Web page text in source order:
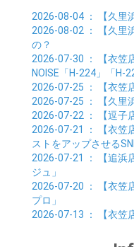
01月 (24)
02月 (20)
01月 (23)
03月 (25)
02月 (30)
01月 (33)
04月 (9)
03月 (7)
02月 (7)
01月 (9)
2026-08-04 ： 【久里
2026-08-02 ： 【久里
の？
2026-07-30 ： 【衣笠
NOISE「H-224」「H-
2026-07-25 ： 【衣笠
2026-07-25 ： 【久里
2026-07-22 ： 【逗子
2026-07-21
： 【衣笠
ストをアップさせる
2026-07-21
： 【追浜
ジュ」
2026-07-20 ： 【衣笠
プロ」
2026-07-13 ： 【衣笠